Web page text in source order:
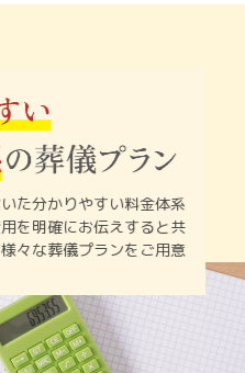
た分かりやすい料金体系
を明確にお伝えすると共
々な葬儀プランをご用意